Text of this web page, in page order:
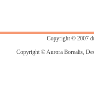
Copyright © 2007
Copyright © Aurora Borealis,